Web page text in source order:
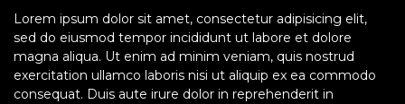
Lorem ipsum dolor sit amet, consectetur adipisicing elit,
sed do eiusmod tempor incididunt ut labore et dolore
magna aliqua. Ut enim ad minim veniam, quis nostrud
exercitation ullamco laboris nisi ut aliquip ex ea commodo
consequat. Duis aute irure dolor in reprehenderit in